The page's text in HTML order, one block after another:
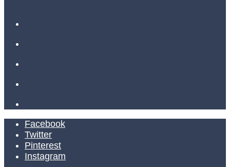
Facebook
Twitter
Pinterest
Instagram